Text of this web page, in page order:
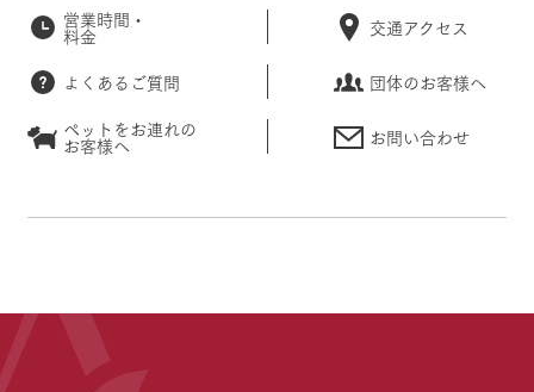
営業時間・
料金 交通アクセス
よくあるご質問
団体のお客様へ
ペットをお連れの
お客様へ お問い合わせ